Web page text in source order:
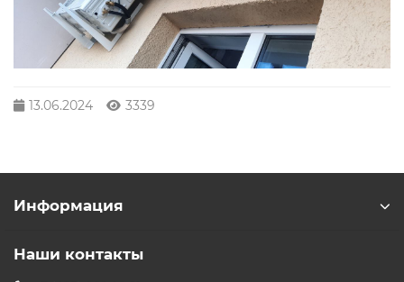
13.06.2024 3339
Информация
Наши контакты